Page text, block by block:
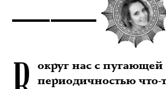
округ нас с пугающей
периодичностью что-